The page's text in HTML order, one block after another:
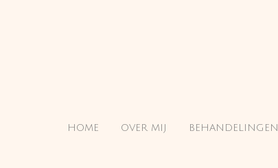
HOME OVER MIJ BEHANDELINGEN